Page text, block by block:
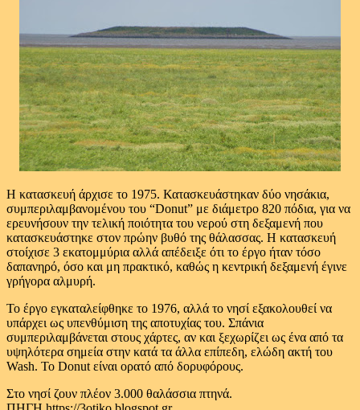
Η κατασκευή άρχισε το 1975. Κατασκευάστηκαν δύο νησάκια,
συμπεριλαμβανομένου του “Donut” με διάμετρο 820 πόδια, για να
ερευνήσουν την τελική ποιότητα του νερού στη δεξαμενή που
κατασκευάστηκε στον πρώην βυθό της θάλασσας. Η κατασκευή
στοίχισε 3 εκατομμύρια αλλά απέδειξε ότι το έργο ήταν τόσο
δαπανηρό, όσο και μη πρακτικό, καθώς η κεντρική δεξαμενή έγινε
γρήγορα αλμυρή.
Το έργο εγκαταλείφθηκε το 1976, αλλά το νησί εξακολουθεί να
υπάρχει ως υπενθύμιση της αποτυχίας του. Σπάνια
συμπεριλαμβάνεται στους χάρτες, αν και ξεχωρίζει ως ένα από τα
υψηλότερα σημεία στην κατά τα άλλα επίπεδη, ελώδη ακτή του
Wash. Το Donut είναι ορατό από δορυφόρους.
Στο νησί ζουν πλέον 3.000 θαλάσσια πτηνά.